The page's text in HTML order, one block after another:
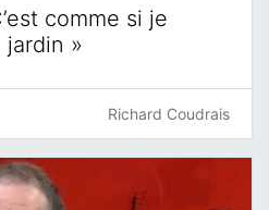
comme si je
jardin »
Richard Coudrais